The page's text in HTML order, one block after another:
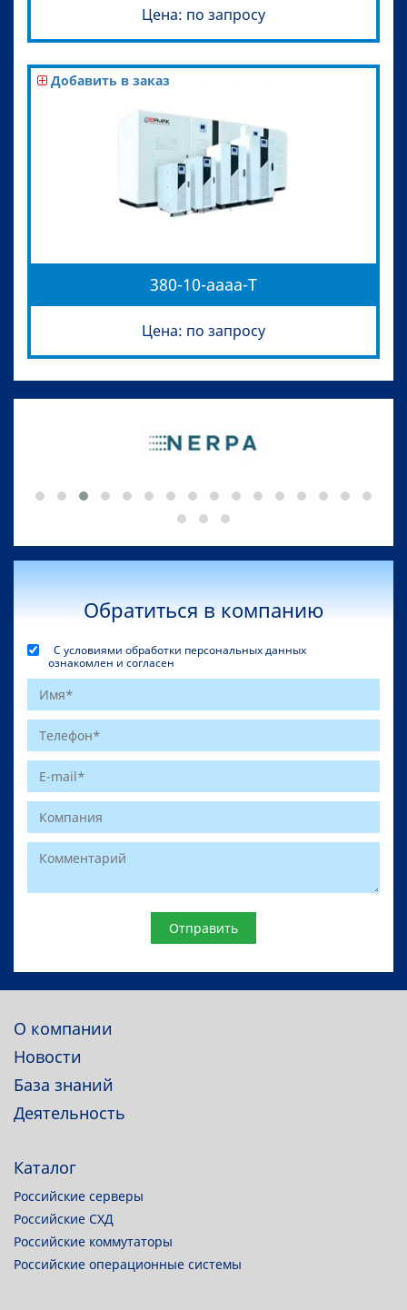
Цена: по запросу
Добавить в заказ
380-10-aaaa-T
Цена: по запросу
Обратиться в компанию
С условиями обработки персональных данных
ознакомлен и согласен
О компании
Новости
База знаний
Деятельность
Каталог
Российские серверы
Российские СХД
Российские коммутаторы
Российские операционные системы